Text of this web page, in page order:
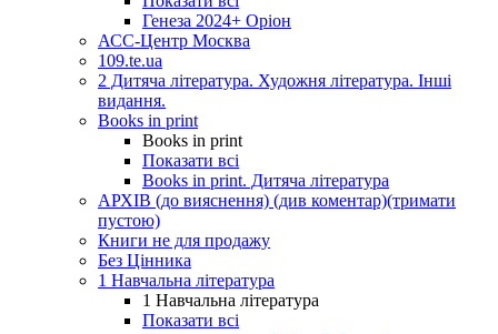
Генеза 2024+ Оріон
АСС-Центр Москва
109.te.ua
2 Дитяча література. Художня література. Інші
видання.
Books in print
Books in print
Показати всі
Books in print. Дитяча література
АРХІВ (до вияснення) (див коментар)(тримати
пустою)
Книги не для продажу
Без Цінника
1 Навчальна література
1 Навчальна література
Показати всі